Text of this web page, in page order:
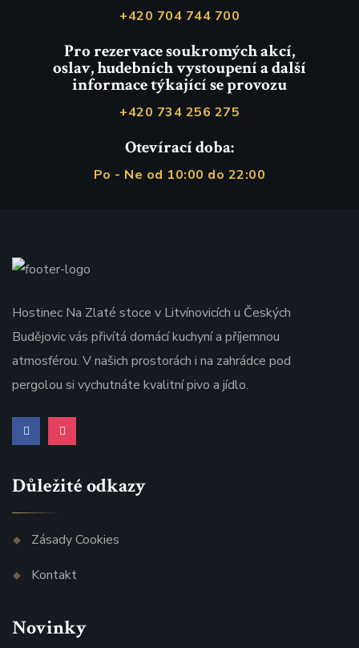
+420 704 744 700
Pro rezervace soukromých akcí,
oslav, hudebních vystoupení a další
informace týkající se provozu
+420 734 256 275
Otevírací doba:
Po - Ne od 10:00 do 22:00
Hostinec Na Zlaté stoce v Litvínovicích u Českých
Budějovic vás přivítá domácí kuchyní a příjemnou
atmosférou. V našich prostorách i na zahrádce pod
pergolou si vychutnáte kvalitní pivo a jídlo.
Důležité odkazy
Zásady Cookies
Kontakt
Novinky